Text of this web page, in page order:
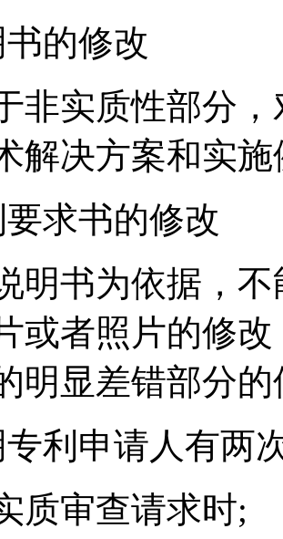
的修改
非实质性部分
解决方案和实
求书的修改
明书为依据，
或者照片的修
明显差错部分的
专利申请人有两
质审查请求时;